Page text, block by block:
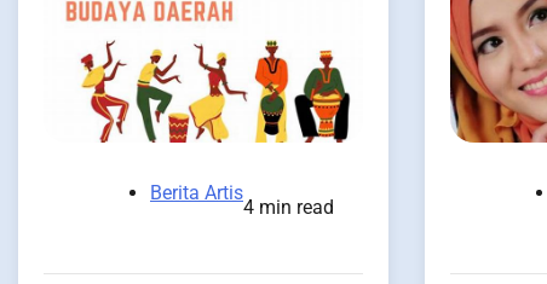
Berita Artis
4 min read